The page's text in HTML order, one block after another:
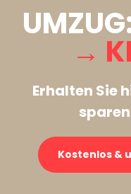
→
Erhalten Sie
Kostenlos &